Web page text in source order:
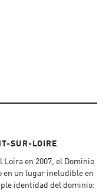
SUR-LOIRE
en 2007, el Dominio
en un lugar ineludible en
identidad del dominio: